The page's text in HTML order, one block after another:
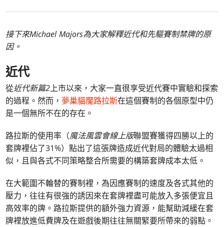
接下來Michael Majors為大家解釋近代和先驅賽制禁牌的原
因。
近代
從近代新篇2上市以來，大家一直很享受近代賽中實驗和探索
的過程。然而， 夢巢貓魘路拉斯在這個賽制的各個原型中仍
是一個無所不在的存在。
路拉斯的使用率（魔法風雲會線上版聯盟賽獲得四勝以上的
套牌裡佔了31%）點出了這張牌造成近代對局的體驗太過相
似，且與各式不同策略整合所需要的構築套牌成本太低。
在大範圍不輪替的賽制裡，為因應賽制的速度及各式其他的
壓力，往往有很強的誘因來在套牌裡盡可能放入多張便宜且
高效率的牌。路拉斯提供的額外強力資源，能幫助減緩在套
牌裡放進低費牌及在遊戲後期往往無關緊要所帶來的弱點。